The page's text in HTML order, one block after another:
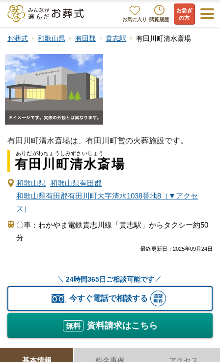
お気に入り 閲覧履歴
お急ぎ
の方
お葬式 和歌山県 有田郡 貴志駅 有田川町清水斎場
有田川町清水斎場は、有田川町営の火葬施設です。
ありだがわちょうしみずさいじょう
有田川町清水斎場
和歌山県 和歌山県有田郡
和歌山県有田郡有田川町大字清水1038番地8（▼アクセ
ス）
〇車：わかやま電鉄貴志川線「貴志駅」からタクシー約50
分
最終更新日： 2025年09月24日
24時間365日ご相談可能です
今すぐ電話で相談する
無料 資料請求はこちら